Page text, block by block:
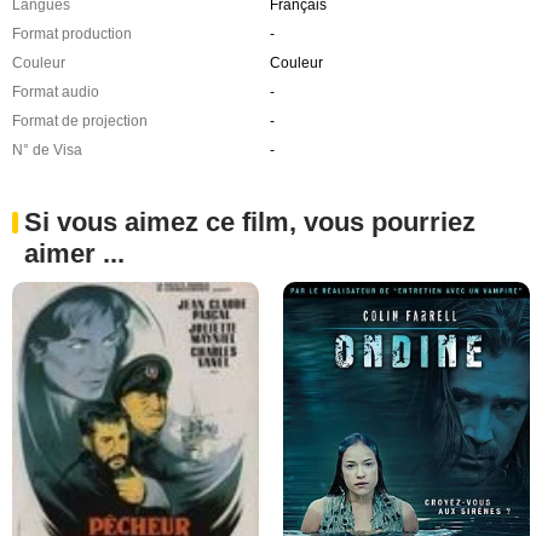
Langues
Français
Format production
-
Couleur
Couleur
Format audio
-
Format de projection
-
N° de Visa
-
Si vous aimez ce film, vous pourriez
aimer ...